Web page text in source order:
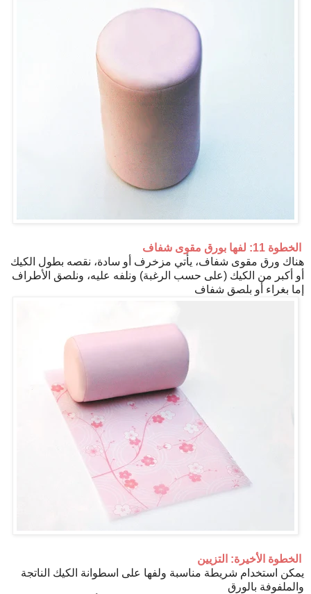
الخطوة 11: لفها بورق مقوى شفاف
هناك ورق مقوى شفاف، يأتي مزخرف أو سادة، نقصه بطول الكيك
أو أكبر من الكيك (على حسب الرغبة) ونلفه عليه، ونلصق الأطراف
إما بغراء أو بلصق شفاف
الخطوة الأخيرة: التزيين
يمكن استخدام شريطة مناسبة ولفها على اسطوانة الكيك الناتجة
والملفوفة بالورق